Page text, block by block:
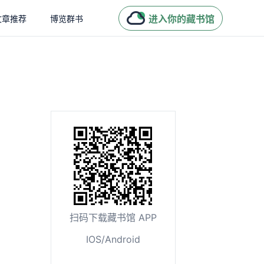
章推荐 博览群书 进入你的藏书馆
扫码下载藏书馆 APP
IOS/Android